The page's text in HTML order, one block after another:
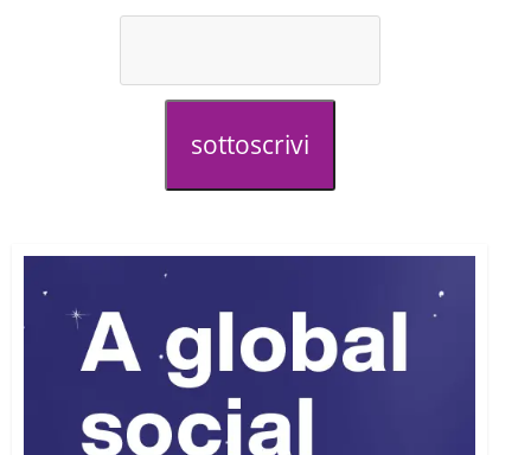
sottoscrivi